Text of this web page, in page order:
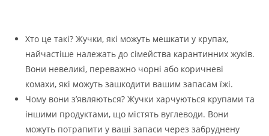
Хто це такі? Жучки, які можуть мешкати у крупах,
найчастіше належать до сімейства карантинних жуків.
Вони невеликі, переважно чорні або коричневі
комахи, які можуть зашкодити вашим запасам їжі.
Чому вони з’являються? Жучки харчуються крупами та
іншими продуктами, що містять вуглеводи. Вони
можуть потрапити у ваші запаси через забруднену